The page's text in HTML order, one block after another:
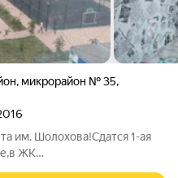
, микрорайон № 35,
им. Шолохова!Сдатся 1-ая
ЖК